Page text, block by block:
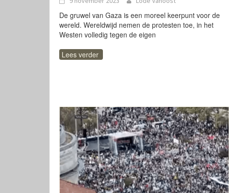
De gruwel van Gaza is een moreel keerpunt voor de
wereld. Wereldwijd nemen de protesten toe, in het
Westen volledig tegen de eigen
Lees verder